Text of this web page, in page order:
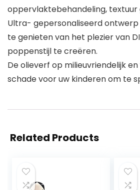
oppervlaktebehandeling, textuur
Ultra- gepersonaliseerd
te genieten van het plezier van
poppenstijl te creëren.
De olieverf op milieuvriendelijk en
schade voor uw kinderen om te
Related Products